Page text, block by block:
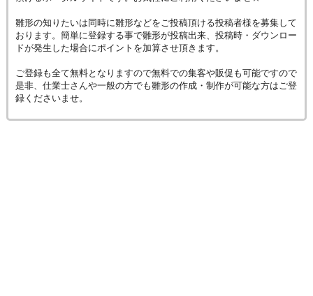
雛形の知りたいは同時に雛形などをご投稿頂ける投稿者様を募集して
おります。簡単に登録する事で雛形が投稿出来、投稿時・ダウンロー
ドが発生した場合にポイントを加算させ頂きます。
ご登録も全て無料となりますので無料での集客や販促も可能ですので
是非、仕業士さんや一般の方でも雛形の作成・制作が可能な方はご登
録くださいませ。